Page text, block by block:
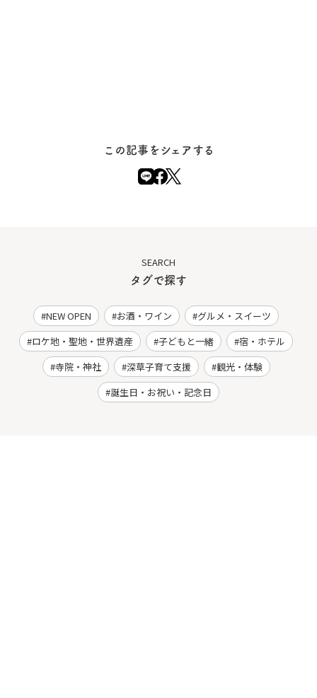
この記事をシェアする
SEARCH
タグで探す
NEW OPEN お酒・ワイン
グルメ・スイーツ
ロケ地・聖地・世界遺産
子どもと一緒
宿・ホテル
寺院・神社
深草子育て支援
観光・体験
誕生日・お祝い・記念日